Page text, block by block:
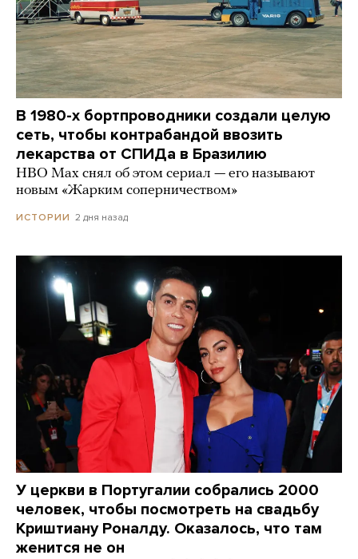
В 1980-х бортпроводники создали целую
сеть, чтобы контрабандой ввозить
лекарства от СПИДа в Бразилию
HBO Max снял об этом сериал — его называют
новым «Жарким соперничеством»
ИСТОРИИ 2 дня назад
У церкви в Португалии собрались 2000
человек, чтобы посмотреть на свадьбу
Криштиану Роналду. Оказалось, что там
женится не он